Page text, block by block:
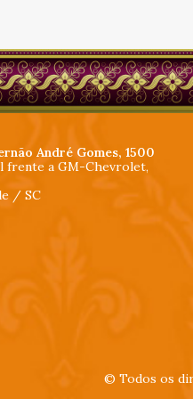
André Gomes, 1500
frente a GM-Chevrolet,
/ SC
© Todos os